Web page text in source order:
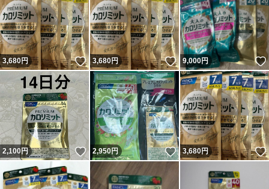
3,680円 いいね！
3,680円 いいね！
9,000円
2,100円 いいね！
2,950円 いいね！
3,680円